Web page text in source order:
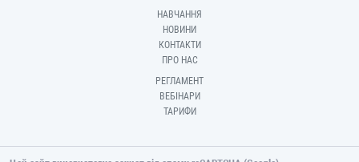
НАВЧАННЯ
НОВИНИ
КОНТАКТИ
ПРО НАС
РЕГЛАМЕНТ
ВЕБІНАРИ
ТАРИФИ